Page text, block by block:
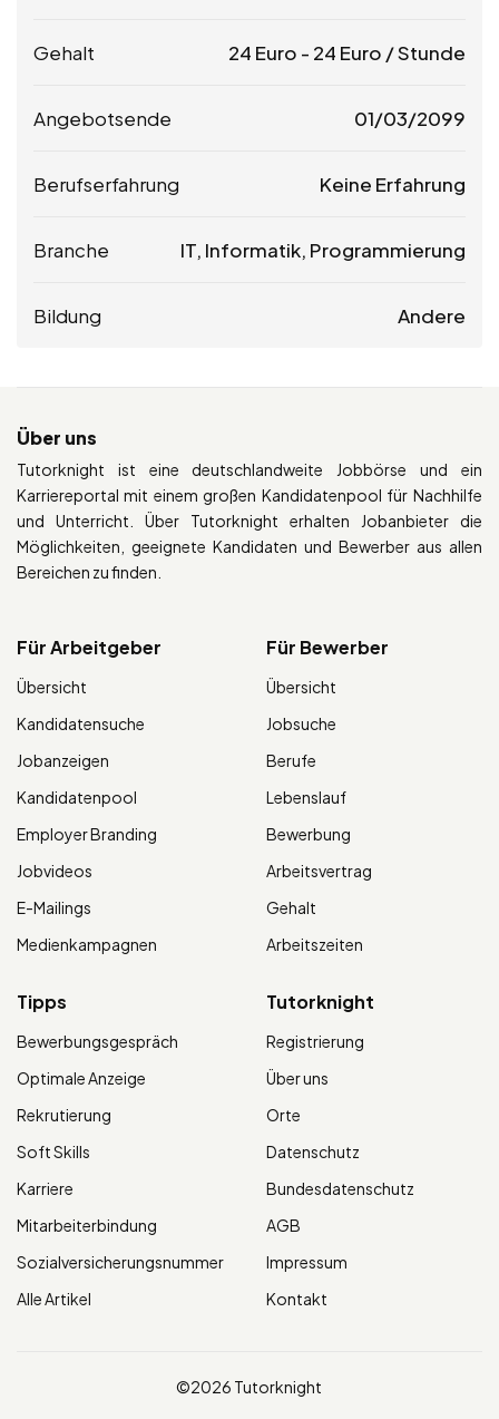
Gehalt 24 Euro - 24 Euro / Stunde
Angebotsende 01/03/2099
Berufserfahrung Keine Erfahrung
Branche IT, Informatik, Programmierung
Bildung Andere
Über uns
Tutorknight ist eine deutschlandweite Jobbörse und ein
Karriereportal mit einem großen Kandidatenpool für Nachhilfe
und Unterricht. Über Tutorknight erhalten Jobanbieter die
Möglichkeiten, geeignete Kandidaten und Bewerber aus allen
Bereichen zu finden.
Für Arbeitgeber
Übersicht
Kandidatensuche
Jobanzeigen
Kandidatenpool
Employer Branding
Jobvideos
E-Mailings
Medienkampagnen
Für Bewerber
Übersicht
Jobsuche
Berufe
Lebenslauf
Bewerbung
Arbeitsvertrag
Gehalt
Arbeitszeiten
Tipps
Bewerbungsgespräch
Optimale Anzeige
Rekrutierung
Soft Skills
Karriere
Mitarbeiterbindung
Sozialversicherungsnummer
Alle Artikel
Tutorknight
Registrierung
Über uns
Orte
Datenschutz
Bundesdatenschutz
AGB
Impressum
Kontakt
©2026 Tutorknight